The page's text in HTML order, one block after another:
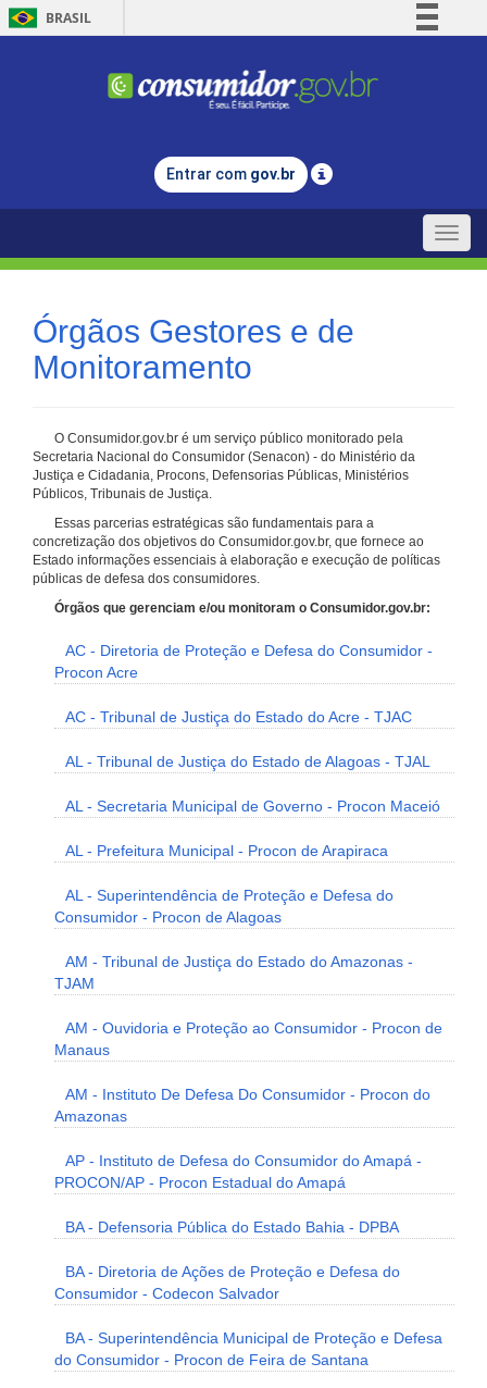
BRASIL
Comunica BR
Legislação
Entrar com gov.br
Toggle
Órgãos Gestores e de
Monitoramento
O Consumidor.gov.br é um serviço público monitorado pela
Secretaria Nacional do Consumidor (Senacon) - do Ministério da
Justiça e Cidadania, Procons, Defensorias Públicas, Ministérios
Públicos, Tribunais de Justiça.
Essas parcerias estratégicas são fundamentais para a
concretização dos objetivos do Consumidor.gov.br, que fornece ao
Estado informações essenciais à elaboração e execução de políticas
públicas de defesa dos consumidores.
Órgãos que gerenciam e/ou monitoram o Consumidor.gov.br:
AC - Diretoria de Proteção e Defesa do Consumidor -
Procon Acre
AC - Tribunal de Justiça do Estado do Acre - TJAC
AL - Tribunal de Justiça do Estado de Alagoas - TJAL
AL - Secretaria Municipal de Governo - Procon Maceió
AL - Prefeitura Municipal - Procon de Arapiraca
AL - Superintendência de Proteção e Defesa do
Consumidor - Procon de Alagoas
AM - Tribunal de Justiça do Estado do Amazonas -
TJAM
AM - Ouvidoria e Proteção ao Consumidor - Procon de
Manaus
AM - Instituto De Defesa Do Consumidor - Procon do
Amazonas
AP - Instituto de Defesa do Consumidor do Amapá -
PROCON/AP - Procon Estadual do Amapá
BA - Defensoria Pública do Estado Bahia - DPBA
BA - Diretoria de Ações de Proteção e Defesa do
Consumidor - Codecon Salvador
BA - Superintendência Municipal de Proteção e Defesa
do Consumidor - Procon de Feira de Santana